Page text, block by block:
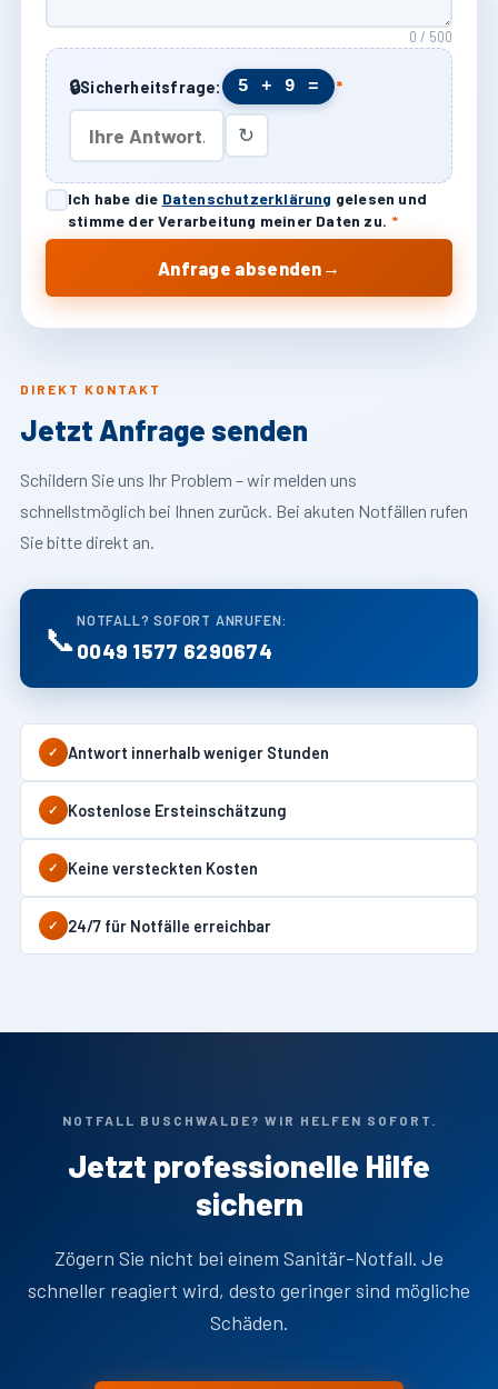
DIREKT KONTAKT
Jetzt Anfrage senden
Schildern Sie uns Ihr Problem – wir melden uns
schnellstmöglich bei Ihnen zurück. Bei akuten Notfällen rufen
Sie bitte direkt an.
📞 NOTFALL? SOFORT ANRUFEN:
0049 1577 6290674
✓ Antwort innerhalb weniger Stunden
✓ Kostenlose Ersteinschätzung
✓ Keine versteckten Kosten
✓ 24/7 für Notfälle erreichbar
0 / 500
🔒Sicherheitsfrage: 5 + 9 = *
↻
Ich habe die Datenschutzerklärung gelesen und
stimme der Verarbeitung meiner Daten zu. *
Anfrage absenden →
NOTFALL BUSCHWALDE? WIR HELFEN SOFORT.
Jetzt professionelle Hilfe
sichern
Zögern Sie nicht bei einem Sanitär-Notfall. Je
schneller reagiert wird, desto geringer sind mögliche
Schäden.